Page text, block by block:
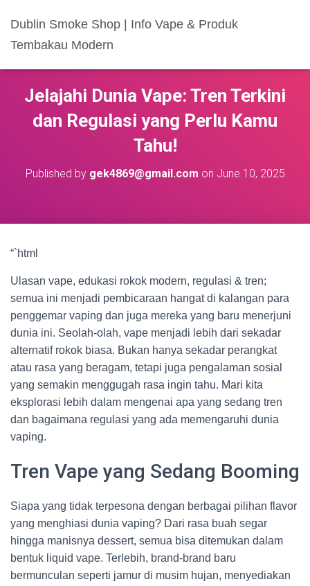
Dublin Smoke Shop | Info Vape & Produk
Tembakau Modern
Jelajahi Dunia Vape: Tren Terkini
dan Regulasi yang Perlu Kamu
Tahu!
Published by gek4869@gmail.com on June 10, 2025
“`html
Ulasan vape, edukasi rokok modern, regulasi & tren;
semua ini menjadi pembicaraan hangat di kalangan para
penggemar vaping dan juga mereka yang baru menerjuni
dunia ini. Seolah-olah, vape menjadi lebih dari sekadar
alternatif rokok biasa. Bukan hanya sekadar perangkat
atau rasa yang beragam, tetapi juga pengalaman sosial
yang semakin menggugah rasa ingin tahu. Mari kita
eksplorasi lebih dalam mengenai apa yang sedang tren
dan bagaimana regulasi yang ada memengaruhi dunia
vaping.
Tren Vape yang Sedang Booming
Siapa yang tidak terpesona dengan berbagai pilihan flavor
yang menghiasi dunia vaping? Dari rasa buah segar
hingga manisnya dessert, semua bisa ditemukan dalam
bentuk liquid vape. Terlebih, brand-brand baru
bermunculan seperti jamur di musim hujan, menyediakan